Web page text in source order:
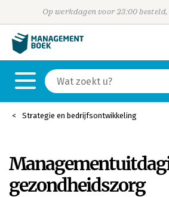
Op werkdagen voor 23:00
Strategie en bedrijfsontwikkeling
gezondheidszorg